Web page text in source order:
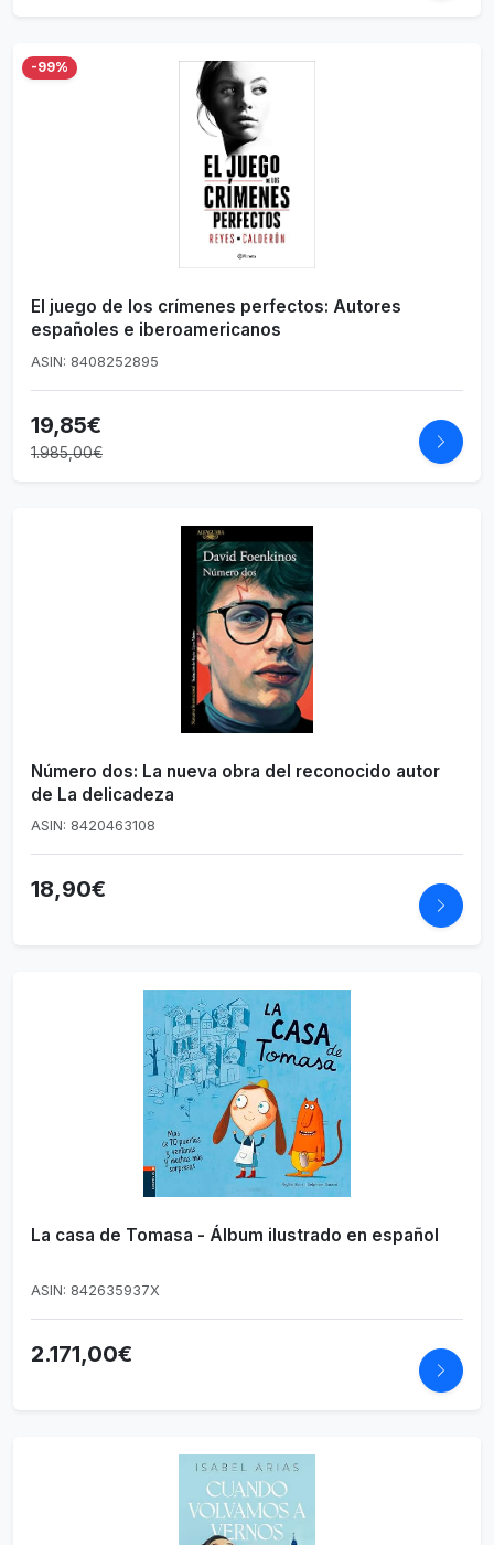
-99%
El juego de los crímenes perfectos: Autores
españoles e iberoamericanos
ASIN: 8408252895
19,85€
1.985,00€
Número dos: La nueva obra del reconocido autor
de La delicadeza
ASIN: 8420463108
18,90€
La casa de Tomasa - Álbum ilustrado en español
ASIN: 842635937X
2.171,00€